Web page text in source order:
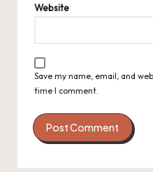
Website
Save my name, email, and
time I comment.